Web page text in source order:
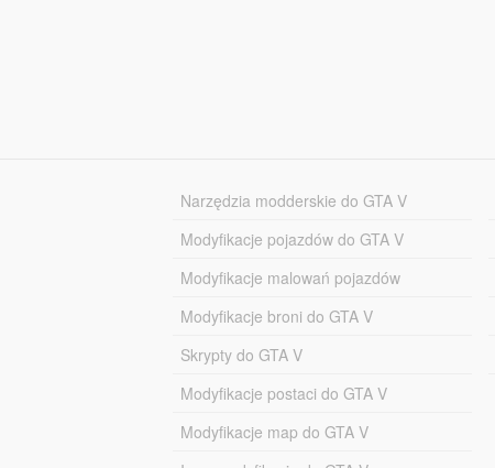
Narzędzia modderskie do GTA V
Modyfikacje pojazdów do GTA V
Modyfikacje malowań pojazdów
Modyfikacje broni do GTA V
Skrypty do GTA V
Modyfikacje postaci do GTA V
Modyfikacje map do GTA V